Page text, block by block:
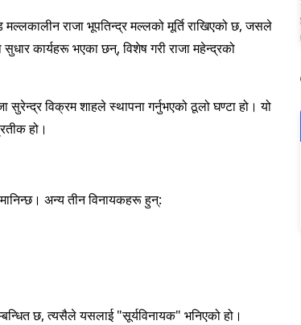
मल्लकालीन राजा भूपतिन्द्र मल्लको मूर्ति राखिएको छ, जसले
कार्यहरू भएका छन्, विशेष गरी राजा महेन्द्रको
सुरेन्द्र विक्रम शाहले स्थापना गर्नुभएको ठूलो घण्टा हो। यो
हो।
अन्य तीन विनायकहरू हुन्:
छ, त्यसैले यसलाई "सूर्यविनायक" भनिएको हो।